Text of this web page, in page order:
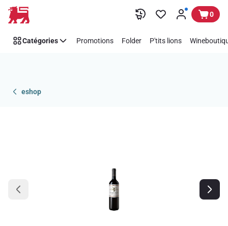
Passer 0
Catégories Promotions Folder P'tits lions
eshop